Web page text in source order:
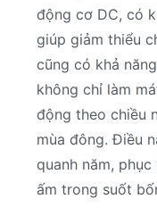
động cơ DC, có
giúp giảm thiểu
cũng có khả
không chỉ làm
động theo chiều
mùa đông. Điều
quanh năm,
ấm trong suốt